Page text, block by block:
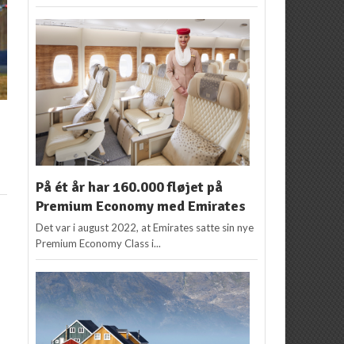
På ét år har 160.000 fløjet på
Premium Economy med Emirates
Det var i august 2022, at Emirates satte sin nye
Premium Economy Class i...